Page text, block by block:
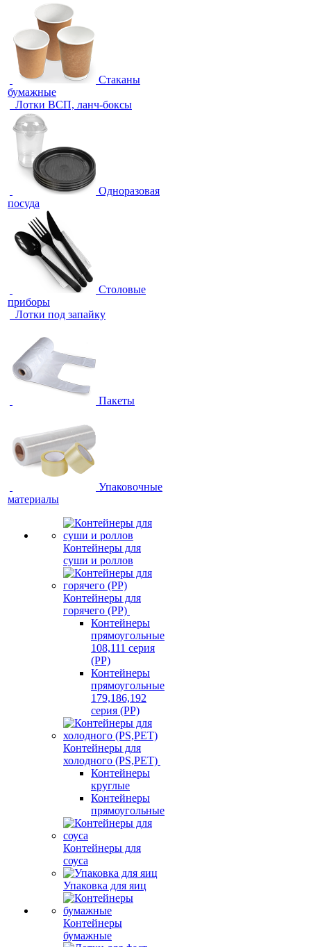
Стаканы
бумажные
Лотки ВСП, ланч-боксы
Одноразовая
посуда
Столовые
приборы
Лотки под запайку
Пакеты
Упаковочные
материалы
Контейнеры для
суши и роллов
Контейнеры для
горячего (PP)
Контейнеры
прямоугольные
108,111 серия
(PP)
Контейнеры
прямоугольные
179,186,192
серия (PP)
Контейнеры для
холодного (PS,PET)
Контейнеры
круглые
Контейнеры
прямоугольные
Контейнеры для
соуса
Упаковка для яиц
Контейнеры
бумажные